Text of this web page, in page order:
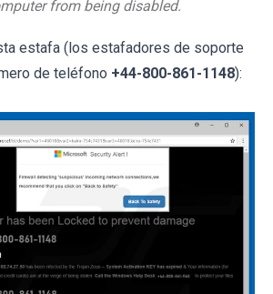
from being disabled.
estafa (los estafadores de soporte
de teléfono +44-800-861-1148):